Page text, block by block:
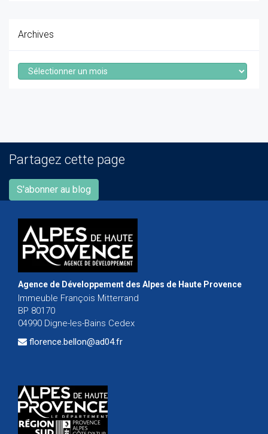
Archives
Archives
Partagez cette page
S'abonner au blog
Agence de Développement des Alpes de Haute Provence
Immeuble François Mitterrand
BP 80170
04990 Digne-les-Bains Cedex
florence.bellon@ad04.fr